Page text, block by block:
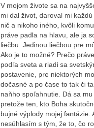
V mojom živote sa na
mi dal život, daroval mi
nič a nikoho iného, kvôli
práve padla na hlavu, ale ja
liečbu. Jedinou liečbou pre
Ako je to možné? Prečo
podľa sveta a riadi sa
postavenie, pre niektorých
dočasné a po čase to tak či
naňho spoľahnutie. Dá sa
pretože ten, kto Boha
bujné výplody mojej
nesúhlasím s tým, že to, čo